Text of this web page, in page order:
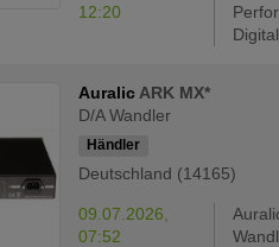
12:20
Auralic ARK MX*
D/A Wandler
Händler
Deutschland (14165)
09.07.2026,
07:52